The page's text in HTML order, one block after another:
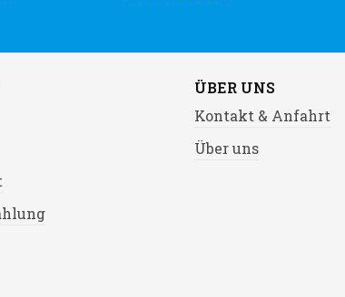
ÜBER UNS
Kontakt & Anfahrt
Über uns